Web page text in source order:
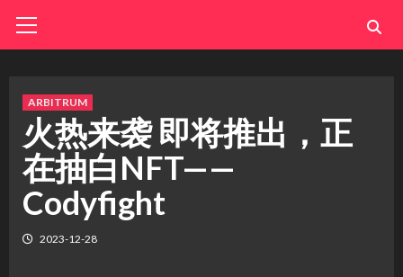
Menu
ARBITRUM
火热来袭 即将推出，正
在抽白NFT——
Codyfight
2023-12-28